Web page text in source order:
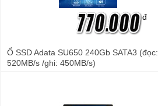
đ
Ổ SSD Adata SU650 240Gb SATA3 (đọc:
520MB/s /ghi: 450MB/s)